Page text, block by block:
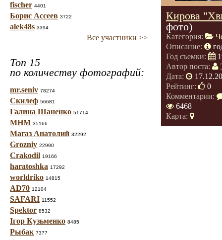
fischer 4401
Борис Ассеев 3722
alek48s 3394
Все участники >>
Топ 15
по количеству фотографий:
mr.seniv 78274
Скилеф 56681
Галина Шаненко 51714
МНМ 35166
Магаз Анатолий 32292
Grozniy 22990
Crakodil 19166
haratoshka 17292
worldriko 14815
AD70 12104
SAFARI 11552
Spektor 8532
Ігор Кузьменко 8485
Рыбак 7377
Кирова
фото)
Категория:
Описание:
Год съемки:
Автор поста:
Дата:
Рейтинг:
0
Комментарии:
6468
Карта: